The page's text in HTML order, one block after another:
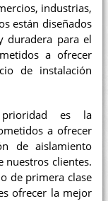
industrias,
están diseñados
duradera para el
a ofrecer
de instalación
prioridad es la
a ofrecer
de aislamiento
nuestros clientes.
de primera clase
ofrecer la mejor